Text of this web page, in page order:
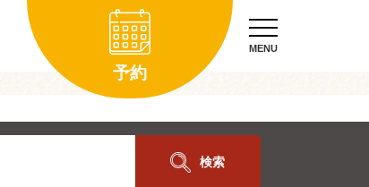
予約
MENU
検索